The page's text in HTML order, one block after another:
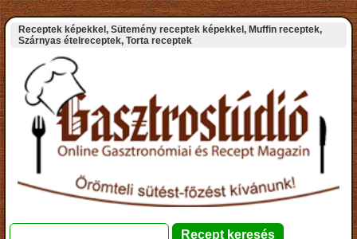
Receptek képekkel, Sütemény receptek képekkel, Muffin receptek,
Szárnyas ételreceptek, Torta receptek